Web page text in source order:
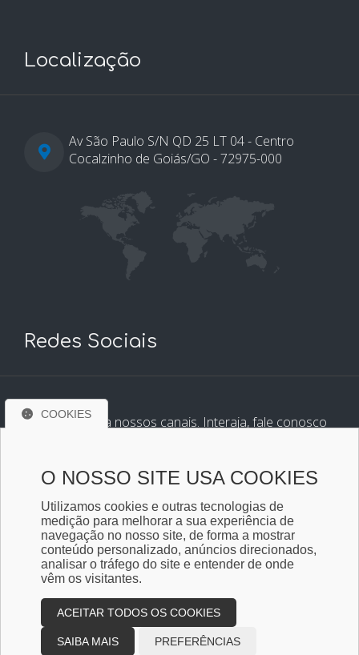
Localização
Av São Paulo S/N QD 25 LT 04 - Centro
Cocalzinho de Goiás/GO - 72975-000
Redes Sociais
Conheça e siga nossos canais. Interaja, fale conosco
Copyright © 2026 Design e desenvolvimento -
con Assessoria e Consultoria Contabil
COOKIES
O NOSSO SITE USA COOKIES
Utilizamos cookies e outras tecnologias de
medição para melhorar a sua experiência de
navegação no nosso site, de forma a mostrar
conteúdo personalizado, anúncios direcionados,
analisar o tráfego do site e entender de onde
vêm os visitantes.
ACEITAR TODOS OS COOKIES
SAIBA MAIS PREFERÊNCIAS